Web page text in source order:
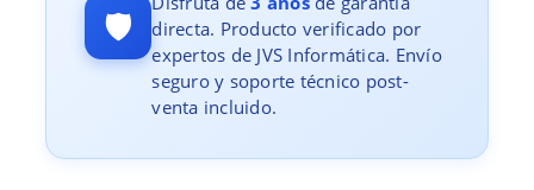
🛡️
directa. Producto verificado por
expertos de JVS Informática. Envío
seguro y soporte técnico post-
venta incluido.